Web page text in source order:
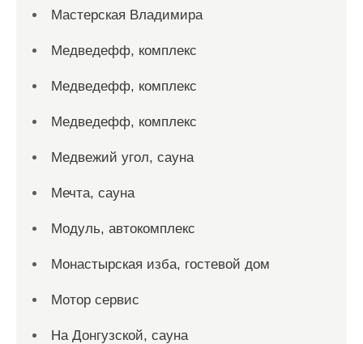
Мастерская Владимира
Медведефф, комплекс
Медведефф, комплекс
Медведефф, комплекс
Медвежий угол, сауна
Мечта, сауна
Модуль, автокомплекс
Монастырская изба, гостевой дом
Мотор сервис
На Донгузской, сауна